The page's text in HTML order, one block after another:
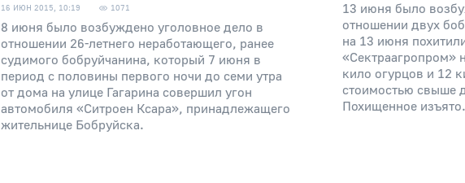
16 ИЮН 2015, 10:19 1071
8 июня было возбуждено уголовное дело в
отношении 26-летнего неработающего, ранее
судимого бобруйчанина, который 7 июня в
период с половины первого ночи до семи утра
от дома на улице Гагарина совершил угон
автомобиля «Ситроен Ксара», принадлежащего
жительнице Бобруйска.
13 июня было
отношении двух
на 13 июня
«Сектраагропром»
кило огурцов и 12
стоимостью свыше
Похищенное изъято.